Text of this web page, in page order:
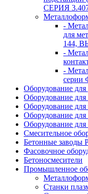
СЕРИЯ
-
для
144,
-
-
серии
Оборудование
Оборудование
Оборудование для
Оборудование
Оборудование
Смесительное
Бетонные заводы
Фасовочное
Бетоносмесители
Промышленное
Станки